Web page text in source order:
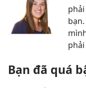
Bạn đã quá